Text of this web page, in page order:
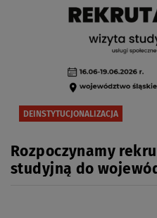
DEINSTYTUCJONALIZACJA
Rozpoczynamy
studyjną do